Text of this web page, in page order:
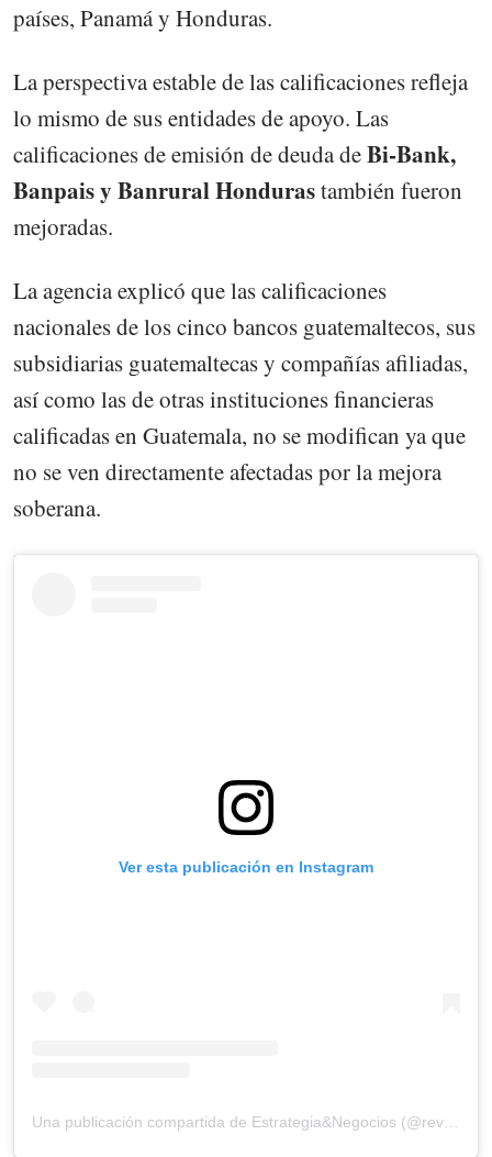
países, Panamá y Honduras.
La perspectiva estable de las calificaciones refleja
lo mismo de sus entidades de apoyo. Las
calificaciones de emisión de deuda deBi-Bank,
Banpais y Banrural Hondurastambién fueron
mejoradas.
La agencia explicó que las calificaciones
nacionales de los cinco bancos guatemaltecos, sus
subsidiarias guatemaltecas y compañías afiliadas,
así como las de otras instituciones financieras
calificadas en Guatemala, no se modifican ya que
no se ven directamente afectadas por la mejora
soberana.
Ver esta publicación en Instagram